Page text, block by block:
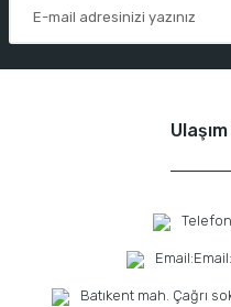
Email:
Batıkent mah. Çağrı